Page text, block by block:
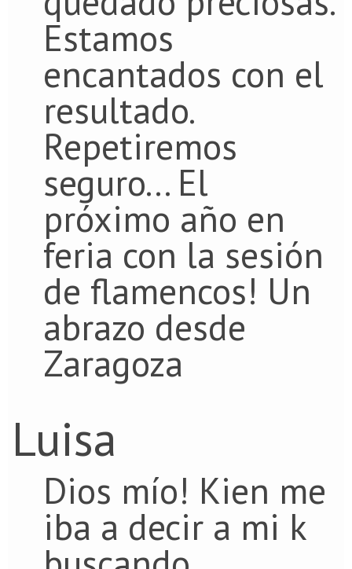
Estamos
encantados con el
resultado.
Repetiremos
seguro... El
próximo año en
feria con la sesión
de flamencos! Un
abrazo desde
Zaragoza
Luisa
Dios mío! Kien me
iba a decir a mi k